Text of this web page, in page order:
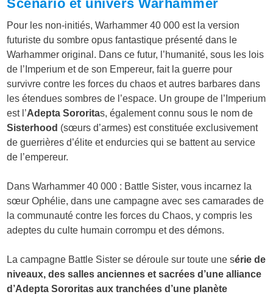
Scénario et univers Warhammer
Pour les non-initiés, Warhammer 40 000 est la version
futuriste du sombre opus fantastique présenté dans le
Warhammer original. Dans ce futur, l’humanité, sous les lois
de l’Imperium et de son Empereur, fait la guerre pour
survivre contre les forces du chaos et autres barbares dans
les étendues sombres de l’espace. Un groupe de l’Imperium
est l’Adepta Sororitas, également connu sous le nom de
Sisterhood (sœurs d’armes) est constituée exclusivement
de guerrières d’élite et endurcies qui se battent au service
de l’empereur.
Dans Warhammer 40 000 : Battle Sister, vous incarnez la
sœur Ophélie, dans une campagne avec ses camarades de
la communauté contre les forces du Chaos, y compris les
adeptes du culte humain corrompu et des démons.
La campagne Battle Sister se déroule sur toute une série de
niveaux, des salles anciennes et sacrées d’une alliance
d’Adepta Sororitas aux tranchées d’une planète